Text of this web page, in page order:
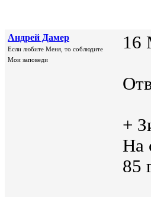
Андрей Дамер
Если любите Меня, то соблюдите
Мои заповеди
16
+
На
85